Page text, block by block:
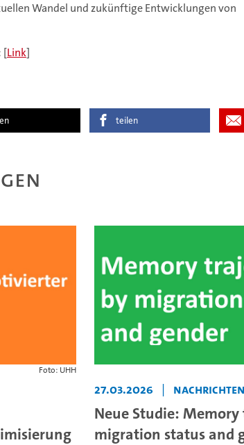
Wandel und zukünftige Entwicklungen von
[Link]
teilen
Foto: UHH
27.03.2026 | Nachrichten
Neue Studie:
migration status and